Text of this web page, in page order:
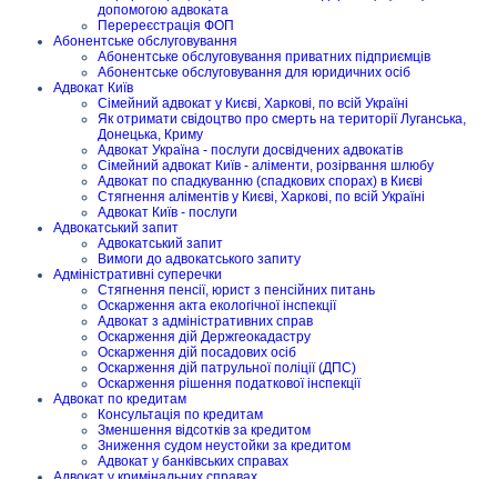
допомогою адвоката
Перереєстрація ФОП
Абонентське обслуговування
Абонентське обслуговування приватних підприємців
Абонентське обслуговування для юридичних осіб
Адвокат Київ
Сімейний адвокат у Києві, Харкові, по всій Україні
Як отримати свідоцтво про смерть на території Луганська,
Донецька, Криму
Адвокат Україна - послуги досвідчених адвокатів
Сімейний адвокат Київ - аліменти, розірвання шлюбу
Адвокат по спадкуванню (спадкових спорах) в Києві
Стягнення аліментів у Києві, Харкові, по всій Україні
Адвокат Київ - послуги
Адвокатський запит
Адвокатський запит
Вимоги до адвокатського запиту
Адміністративні суперечки
Стягнення пенсії, юрист з пенсійних питань
Оскарження акта екологічної інспекції
Адвокат з адміністративних справ
Оскарження дій Держгеокадастру
Оскарження дій посадових осіб
Оскарження дій патрульної поліції (ДПС)
Оскарження рішення податкової інспекції
Адвокат по кредитам
Консультація по кредитам
Зменшення відсотків за кредитом
Зниження судом неустойки за кредитом
Адвокат у банківських справах